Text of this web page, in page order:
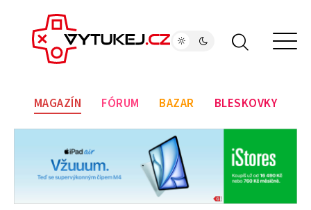
MAGAZÍN FÓRUM BAZAR BLESKOVKY